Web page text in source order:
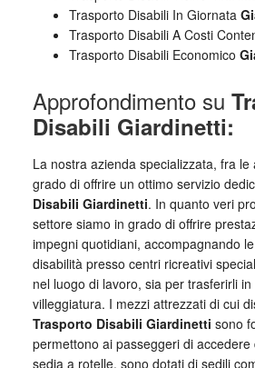
Trasporto Disabili In Giornata
Trasporto Disabili A Costi
Trasporto Disabili Economico
Approfondimento su
Disabili Giardinetti:
La nostra azienda specializzata, fra le
grado di offrire un ottimo servizio
Disabili Giardinetti. In quanto veri
settore siamo in grado di offrire
impegni quotidiani, accompagnando
disabilità presso centri ricreativi
nel luogo di lavoro, sia per trasferirli
villeggiatura. I mezzi attrezzati di cui
Trasporto Disabili Giardinetti sono
permettono ai passeggeri di
sedia a rotelle, sono dotati di sedili